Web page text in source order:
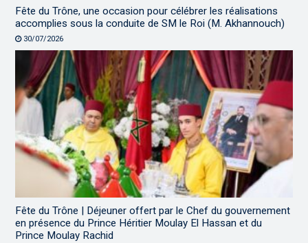
Fête du Trône, une occasion pour célébrer les réalisations
accomplies sous la conduite de SM le Roi (M. Akhannouch)
30/07/2026
Fête du Trône | Déjeuner offert par le Chef du gouvernement
en présence du Prince Héritier Moulay El Hassan et du
Prince Moulay Rachid